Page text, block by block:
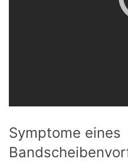
Symptome eines